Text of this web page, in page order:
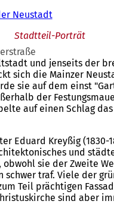
Neustadt
Stadtteil-Porträt
und jenseits der
sich die Mainzer
sie auf dem einst
der
auf einen Schlag
Eduard Kreyßig (1830-
und
obwohl sie der Zweite
schwer traf. Viele der
Teil prächtigen
sind aber